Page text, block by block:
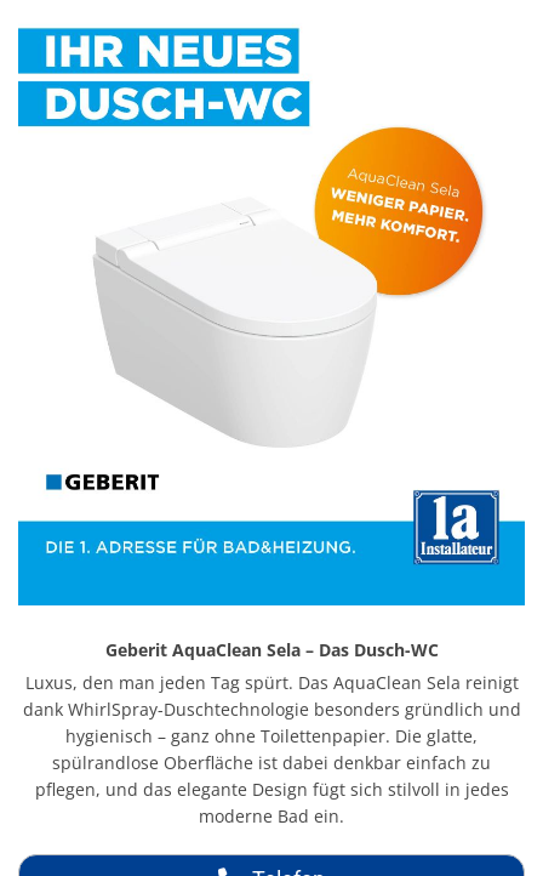
Geberit AquaClean Sela – Das Dusch-WC
Luxus, den man jeden Tag spürt. Das AquaClean Sela reinigt
dank WhirlSpray-Duschtechnologie besonders gründlich und
hygienisch – ganz ohne Toilettenpapier. Die glatte,
spülrandlose Oberfläche ist dabei denkbar einfach zu
pflegen, und das elegante Design fügt sich stilvoll in jedes
moderne Bad ein.